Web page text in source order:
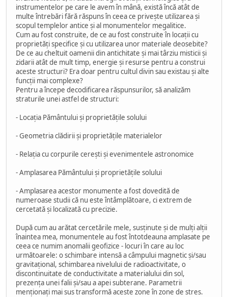
instrumentelor pe care le avem în mână, există încă atât de
multe întrebări fără răspuns în ceea ce privește utilizarea și
scopul templelor antice și al monumentelor megalitice.
Cum au fost construite, de ce au fost construite în locații cu
proprietăți specifice și cu utilizarea unor materiale deosebite?
De ce au cheltuit oamenii din antichitate și mai târziu misticii și
zidarii atât de mult timp, energie și resurse pentru a construi
aceste structuri? Era doar pentru cultul divin sau existau și alte
funcții mai complexe?
Pentru a începe decodificarea răspunsurilor, să analizăm
straturile unei astfel de structuri:
- Locația Pământului și proprietățile solului
- Geometria clădirii și proprietățile materialelor
- Relația cu corpurile cerești și evenimentele astronomice
- Amplasarea Pământului și proprietățile solului
- Amplasarea acestor monumente a fost dovedită de
numeroase studii că nu este întâmplătoare, ci extrem de
cercetată și localizată cu precizie.
După cum au arătat cercetările mele, susținute și de mulți alții
înaintea mea, monumentele au fost întotdeauna amplasate pe
ceea ce numim anomalii geofizice - locuri în care au loc
următoarele: o schimbare intensă a câmpului magnetic și/sau
gravitațional, schimbarea nivelului de radioactivitate, o
discontinuitate de conductivitate a materialului din sol,
prezența unei falii și/sau a apei subterane. Parametrii
menționați mai sus transformă aceste zone în zone de stres.